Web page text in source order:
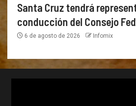
Santa Cruz tendrá
conducción del Consejo
6 de agosto de 2026 Infomix